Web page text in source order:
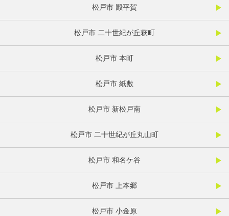
松戸市 殿平賀
松戸市 二十世紀が丘萩町
松戸市 本町
松戸市 紙敷
松戸市 新松戸南
松戸市 二十世紀が丘丸山町
松戸市 和名ケ谷
松戸市 上本郷
松戸市 小金原